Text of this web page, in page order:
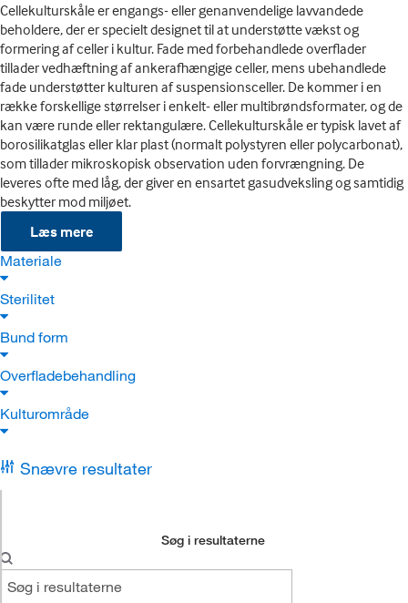
Cellekulturskåle er engangs- eller genanvendelige lavvandede
beholdere, der er specielt designet til at understøtte vækst og
formering af celler i kultur. Fade med forbehandlede overflader
tillader vedhæftning af ankerafhængige celler, mens ubehandlede
fade understøtter kulturen af suspensionsceller. De kommer i en
række forskellige størrelser i enkelt- eller multibrøndsformater, og de
kan være runde eller rektangulære. Cellekulturskåle er typisk lavet af
borosilikatglas eller klar plast (normalt polystyren eller polycarbonat),
som tillader mikroskopisk observation uden forvrængning. De
leveres ofte med låg, der giver en ensartet gasudveksling og samtidig
beskytter mod miljøet.
Læs mere
Materiale
Sterilitet
Bund form
Overfladebehandling
Kulturområde
Snævre resultater
Søg i resultaterne